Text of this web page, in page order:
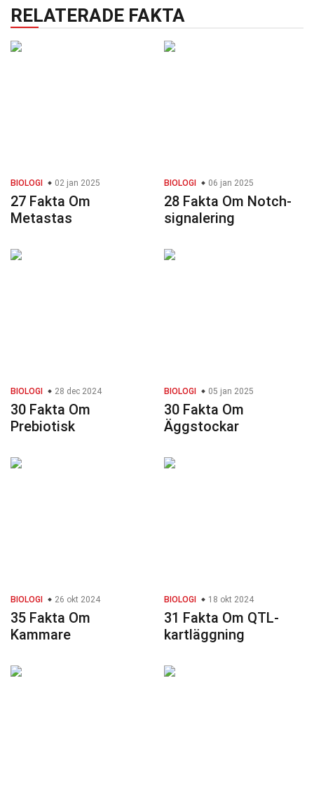
RELATERADE FAKTA
BIOLOGI 02 jan 2025
27 Fakta Om
Metastas
BIOLOGI 06 jan 2025
28 Fakta Om Notch-
signalering
BIOLOGI 28 dec 2024
30 Fakta Om
Prebiotisk
BIOLOGI 05 jan 2025
30 Fakta Om
Äggstockar
BIOLOGI 26 okt 2024
35 Fakta Om
Kammare
BIOLOGI 18 okt 2024
31 Fakta Om QTL-
kartläggning